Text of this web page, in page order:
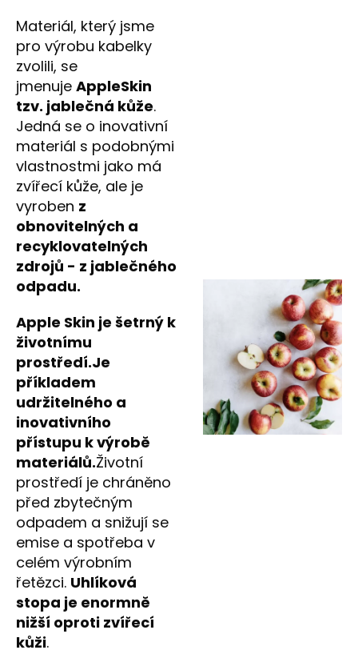
Materiál, který jsme
pro výrobu kabelky
zvolili, se
jmenuje AppleSkin
tzv. jablečná kůže.
Jedná se o inovativní
materiál s podobnými
vlastnostmi jako má
zvířecí kůže, ale je
vyroben z
obnovitelných a
recyklovatelných
zdrojů - z jablečného
odpadu.
Apple Skin je šetrný k
životnímu
prostředí.Je
příkladem
udržitelného a
inovativního
přístupu k výrobě
materiálů.Životní
prostředí je chráněno
před zbytečným
odpadem a snižují se
emise a spotřeba v
celém výrobním
řetězci. Uhlíková
stopa je enormně
nižší oproti zvířecí
kůži.